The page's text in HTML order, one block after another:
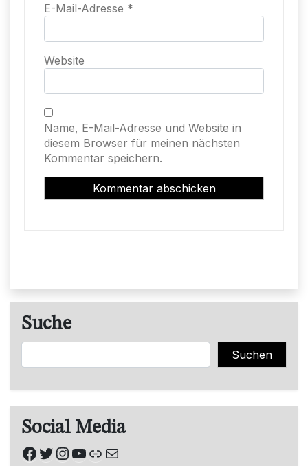
E-Mail-Adresse *
Website
Name, E-Mail-Adresse und Website in
diesem Browser für meinen nächsten
Kommentar speichern.
Suche
Suchen Suchen
Social Media
Facebook
Twitter
Instagram
YouTube
Link
E-Mail